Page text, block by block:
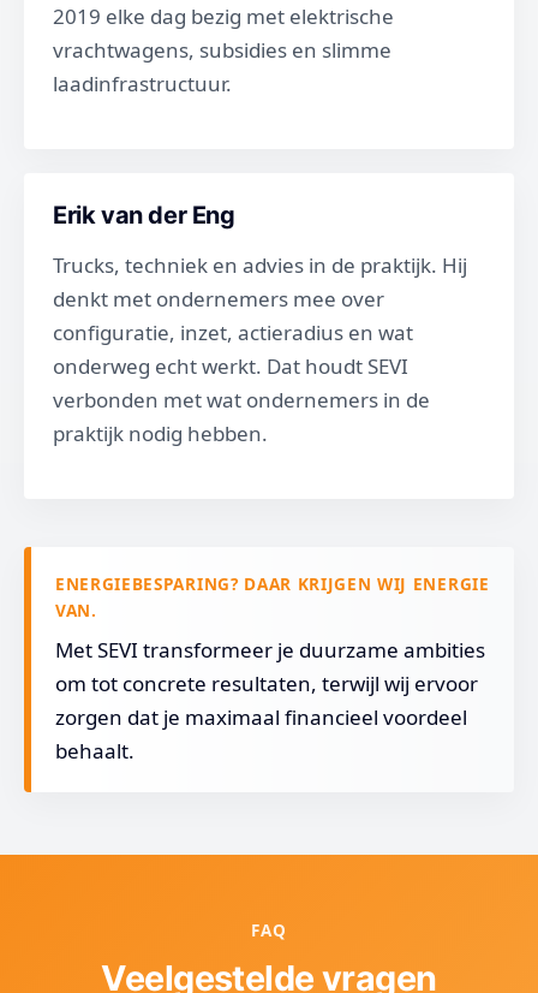
2019 elke dag bezig met elektrische
vrachtwagens, subsidies en slimme
laadinfrastructuur.
Erik van der Eng
Trucks, techniek en advies in de praktijk. Hij
denkt met ondernemers mee over
configuratie, inzet, actieradius en wat
onderweg echt werkt. Dat houdt SEVI
verbonden met wat ondernemers in de
praktijk nodig hebben.
ENERGIEBESPARING? DAAR KRIJGEN WIJ ENERGIE
VAN.
Met SEVI transformeer je duurzame ambities
om tot concrete resultaten, terwijl wij ervoor
zorgen dat je maximaal financieel voordeel
behaalt.
FAQ
Veelgestelde vragen